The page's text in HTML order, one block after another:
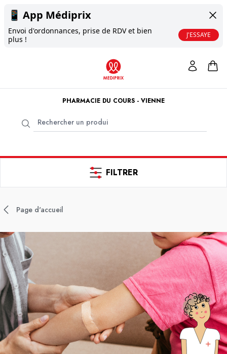
📱 App Médiprix
Envoi d'ordonnances, prise de RDV et bien
plus !
J'ESSAYE
PHARMACIE DU COURS - VIENNE
FILTRER
Page d'accueil